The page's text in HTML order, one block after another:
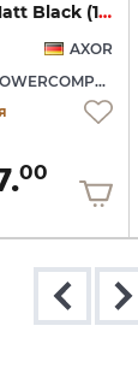
110/220 1jet, Matt Black (12592670)
AXOR
SHOWERCOMPOSITION
00